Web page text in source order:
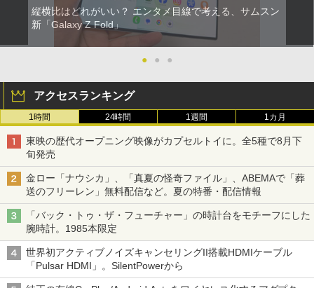
縦横比はどれがいい？ エンタメ目線で考える、サムスン
新「Galaxy Z Fold」
● ● ●
アクセスランキング
1時間 24時間 1週間 1カ月
東映の歴代オープニング映像がカプセルトイに。全5種で8月下
旬発売
金ロー「ナウシカ」、「真夏の怪奇ファイル」、ABEMAで「葬
送のフリーレン」無料配信など。夏の特番・配信情報
「バック・トゥ・ザ・フューチャー」の時計台をモチーフにした
腕時計。1985本限定
世界初アクティブノイズキャンセリングII搭載HDMIケーブル
「Pulsar HDMI」。SilentPowerから